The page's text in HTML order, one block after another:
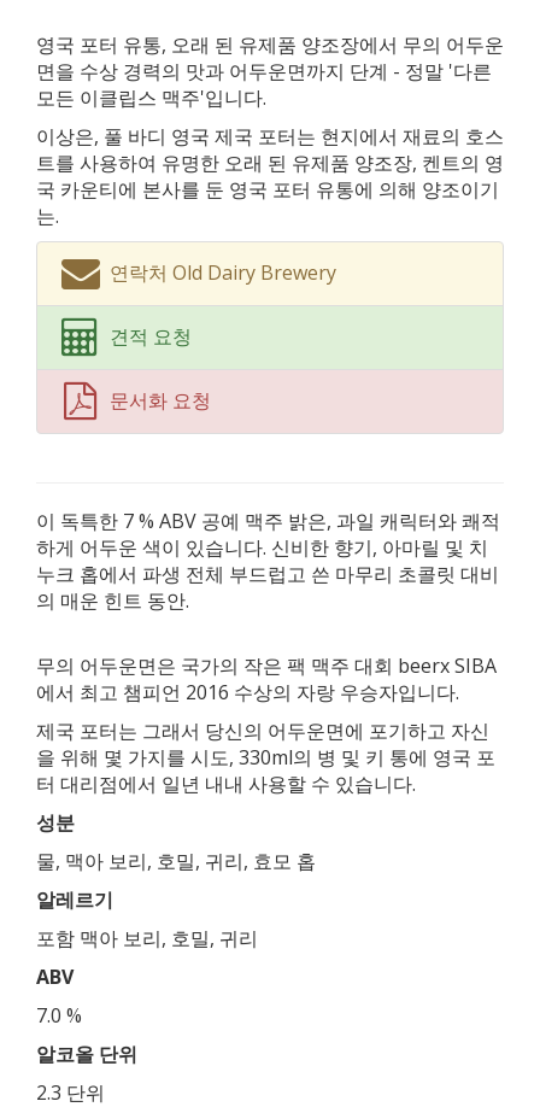
영국 포터 유통, 오래 된 유제품 양조장에서 무의 어두운
면을 수상 경력의 맛과 어두운면까지 단계 - 정말 '다른
모든 이클립스 맥주'입니다.
이상은, 풀 바디 영국 제국 포터는 현지에서 재료의 호스
트를 사용하여 유명한 오래 된 유제품 양조장, 켄트의 영
국 카운티에 본사를 둔 영국 포터 유통에 의해 양조이기
는.
연락처 Old Dairy Brewery
견적 요청
문서화 요청
이 독특한 7 % ABV 공예 맥주 밝은, 과일 캐릭터와 쾌적
하게 어두운 색이 있습니다. 신비한 향기, 아마릴 및 치
누크 홉에서 파생 전체 부드럽고 쓴 마무리 초콜릿 대비
의 매운 힌트 동안.
무의 어두운면은 국가의 작은 팩 맥주 대회 beerx SIBA
에서 최고 챔피언 2016 수상의 자랑 우승자입니다.
제국 포터는 그래서 당신의 어두운면에 포기하고 자신
을 위해 몇 가지를 시도, 330ml의 병 및 키 통에 영국 포
터 대리점에서 일년 내내 사용할 수 있습니다.
성분
물, 맥아 보리, 호밀, 귀리, 효모 홉
알레르기
포함 맥아 보리, 호밀, 귀리
ABV
7.0 %
알코올 단위
2.3 단위